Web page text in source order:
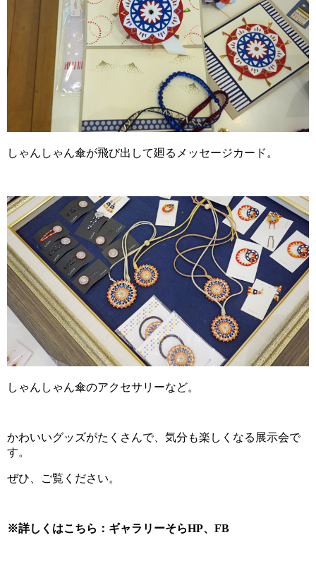
しゃんしゃん傘が飛び出して廻るメッセージカード。
しゃんしゃん傘のアクセサリーなど。
かわいいグッズがたくさんで、気分も楽しくなる展示会で
す。
ぜひ、ご覧ください。
※詳しくはこちら： ギャラリーそらHP、 FB